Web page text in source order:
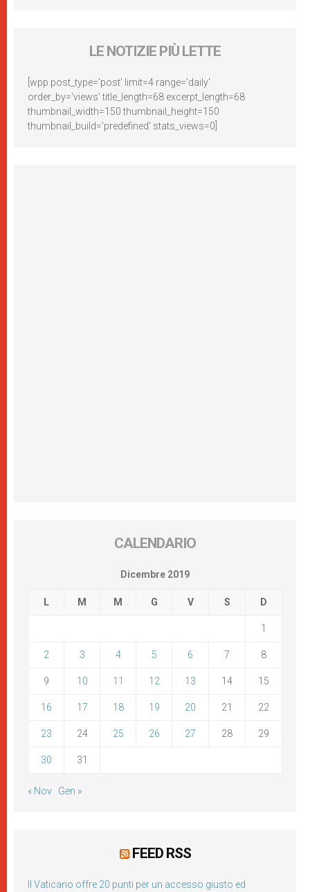
LE NOTIZIE PIÙ LETTE
[wpp post_type='post' limit=4 range='daily'
order_by='views' title_length=68 excerpt_length=68
thumbnail_width=150 thumbnail_height=150
thumbnail_build='predefined' stats_views=0]
CALENDARIO
Dicembre 2019
L M M G V S D
1
2 3 4 5 6 7 8
9 10 11 12 13 14 15
16 17 18 19 20 21 22
23 24 25 26 27 28 29
30 31
« Nov Gen »
FEED RSS
Il Vaticano offre 20 punti per un accesso giusto ed